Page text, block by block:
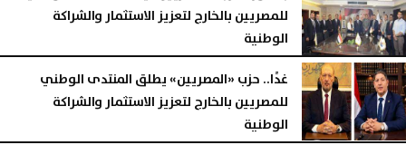
للمصريين بالخارج لتعزيز الاستثمار والشراكة
الوطنية
الثلاثاء، 4 أغسطس 2026
غدًا.. حزب «المصريين» يطلق المنتدى الوطني
للمصريين بالخارج لتعزيز الاستثمار والشراكة
الوطنية